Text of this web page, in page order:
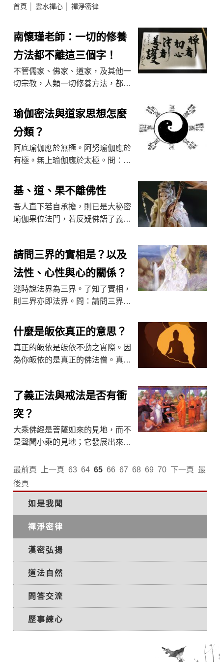
首頁 雲水禪心│ 禪淨密律
南懷瑾老師：一切的修養
方法都不離這三個字！
不管儒家、佛家、道家，及其他一
切宗教，人類一切修養方法，都是
心念，起心動念，都要好好照應自
己的思想。南懷瑾老師： ...
瑜伽密法與道家思想怎麼
分類？
阿底瑜伽應於無極。阿努瑜伽應於
有極。無上瑜伽應於太極。問：瑜
阿底瑜伽應於無極。阿努瑜伽應於
有極。無上瑜伽應於太極。 ...
基、道、果不離佛性
吾人直下若自承擔，則已是大秘密
瑜伽果位法門，若反疑佛語了義，
魚龍潛躍觀道身。天人焉有 ...
請問三界的實相是？以及
法性、心性與心的關係？
迷時說法界為三界。了知了實相，
則三界亦即法界。問：請問三界的
係？答：迷時說法界為三界。了知
了實相，則三界亦即法界。 ...
什麼是皈依真正的意思？
真正的皈依是皈依不動之實際。因
為你皈依的是真正的佛法僧。真正
什麼是皈依真正的意思？答： ...
了義正法與戒法是否有衝
突？
大乘佛經是菩薩如來的見地，而不
是聲聞小乘的見地；它發展出來是
局限，也充滿了自覺，以及對一切
社會規範，與萬物規律的尊 ...
最前頁 上一頁 63 64 65 66 67 68 69 70 下一頁
最
後頁
如是我聞
禪淨密律
漢密弘揚
道法自然
問答交流
歷事練心